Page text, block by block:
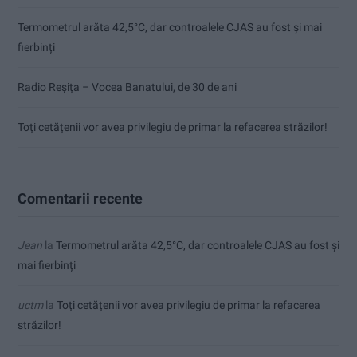
Termometrul arăta 42,5°C, dar controalele CJAS au fost și mai
fierbinți
Radio Reșița – Vocea Banatului, de 30 de ani
Toți cetățenii vor avea privilegiu de primar la refacerea străzilor!
Comentarii recente
Jean la Termometrul arăta 42,5°C, dar controalele CJAS au fost și
mai fierbinți
uctmla Toți cetățenii vor avea privilegiu de primar la refacerea
străzilor!